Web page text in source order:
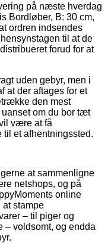
på næste hverdag
Bordløber, B: 30 cm,
ordren indsendes
til at de
forud for at
uden gebyr, men i
at der aftages for et
den mest
om du bor tæt
være at få
til et afhentningssted.
at sammenligne
netshops, og på
online
stampe
– til piger og
– voldsomt, og endda